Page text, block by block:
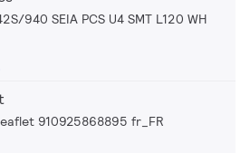
940 SEIA PCS U4 SMT L120 WH
910925868895 fr_FR